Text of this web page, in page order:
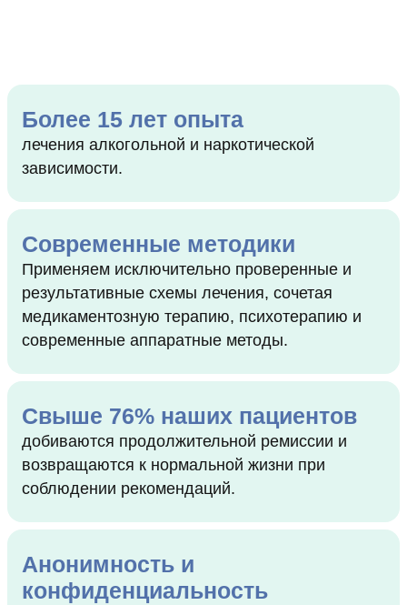
Более 15 лет опыта
лечения алкогольной и наркотической
зависимости.
Современные методики
Применяем исключительно проверенные и
результативные схемы лечения, сочетая
медикаментозную терапию, психотерапию и
современные аппаратные методы.
Свыше 76% наших пациентов
добиваются продолжительной ремиссии и
возвращаются к нормальной жизни при
соблюдении рекомендаций.
Анонимность и
конфиденциальность